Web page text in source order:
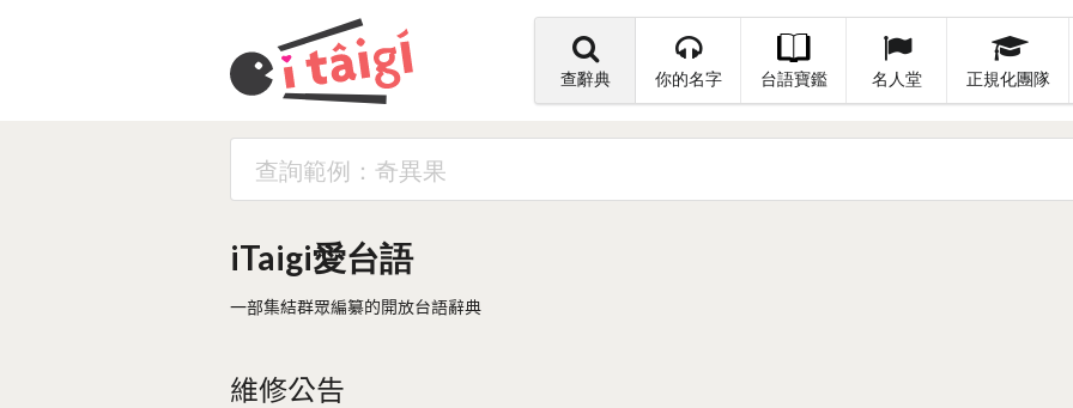
查辭典 你的名字 台語寶鑑 名人堂 正規化團隊
iTaigi愛台語
一部集結群眾編纂的開放台語辭典
維修公告